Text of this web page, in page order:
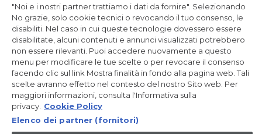
Trento n. 20/A-22 - 20871 Vimercate (MB) - Italia - Tel.:
+39.039.2086.1 - Fax: +39.039.2086.237 - Capitale sociale €
35.000.000,00 i.v. - Cod. Fiscale e n. iscr. al Registro Imprese di
Milano-Monza-Brianza-Lodi 04666310158 - P. IVA 00786860965 -
Numero REA: MB-1033934 - Autorizzazione IT AEOF 211870 -
Società soggetta ad attività di direzione e coordinamento di
Candy S.p.A. - Casella PEC:
candyhoovergroupsrl@legalmail.it
IT / Italiano
"Noi e i nostri partner trattiamo i dati da fornire". Selezionando
No grazie, solo cookie tecnici o revocando il tuo consenso, le
disabiliti. Nel caso in cui queste tecnologie dovessero essere
disabilitate, alcuni contenuti e annunci visualizzati potrebbero
non essere rilevanti. Puoi accedere nuovamente a questo
menu per modificare le tue scelte o per revocare il consenso
facendo clic sul link Mostra finalità in fondo alla pagina web. Tali
scelte avranno effetto nel contesto del nostro Sito web. Per
maggiori informazioni, consulta l'Informativa sulla
privacy. Cookie Policy
Elenco dei partner (fornitori)